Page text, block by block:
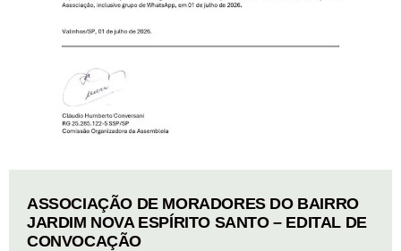
ASSOCIAÇÃO DE MORADORES DO BAIRRO
JARDIM NOVA ESPÍRITO SANTO – EDITAL DE
CONVOCAÇÃO